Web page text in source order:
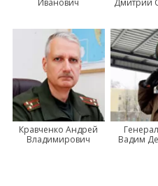
Кравченко Андрей
Владимирович
Вадим